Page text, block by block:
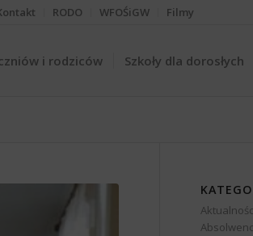
RODO WFOŚiGW Filmy
i rodziców Szkoły dla dorosłych